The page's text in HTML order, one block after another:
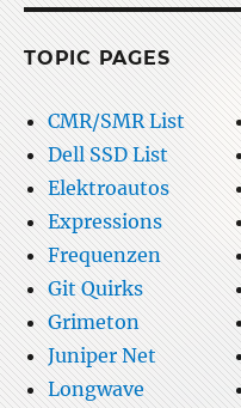
TOPIC PAGES
CMR/SMR List
Dell SSD List
Elektroautos
Expressions
Frequenzen
Git Quirks
Grimeton
Juniper Net
Longwave